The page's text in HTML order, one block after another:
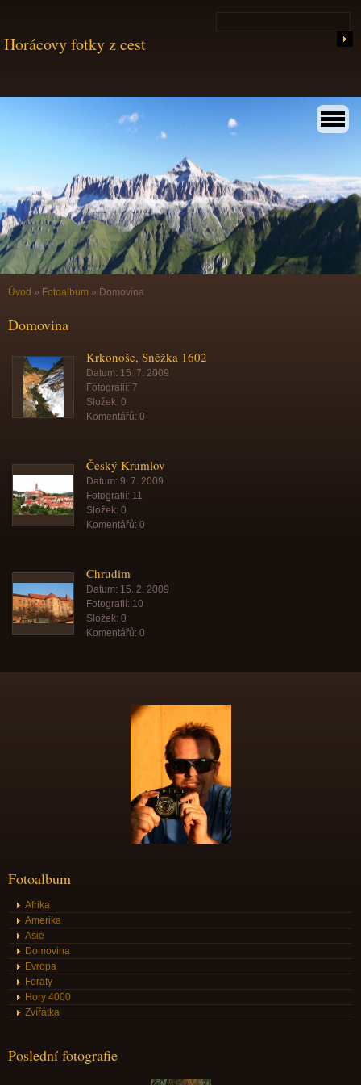
Horácovy fotky z cest
Úvod » Fotoalbum » Domovina
Domovina
Krkonoše, Sněžka 1602
Datum: 15. 7. 2009
Fotografií: 7
Složek: 0
Komentářů: 0
Český Krumlov
Datum: 9. 7. 2009
Fotografií: 11
Složek: 0
Komentářů: 0
Chrudim
Datum: 15. 2. 2009
Fotografií: 10
Složek: 0
Komentářů: 0
Fotoalbum
Afrika
Amerika
Asie
Domovina
Evropa
Feraty
Hory 4000
Zvířátka
Poslední fotografie